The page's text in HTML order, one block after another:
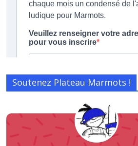
Soutenez Plateau Marmots !